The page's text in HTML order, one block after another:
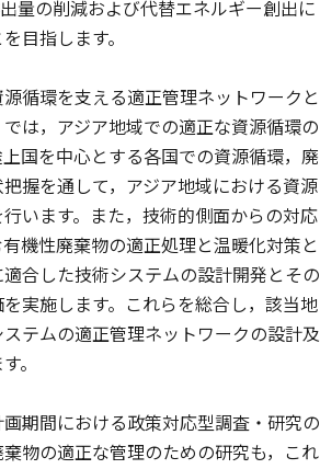
量の削減および代替エネルギー創出に
目指します。
循環を支える適正管理ネットワークと
は，アジア地域での適正な資源循環の
国を中心とする各国での資源循環，廃
握を通して，アジア地域における資源
います。また，技術的側面からの対応
機性廃棄物の適正処理と温暖化対策と
合した技術システムの設計開発とその
実施します。これらを総合し，該当地
テムの適正管理ネットワークの設計及
。
期間における政策対応型調査・研究の
物の適正な管理のための研究も，これ